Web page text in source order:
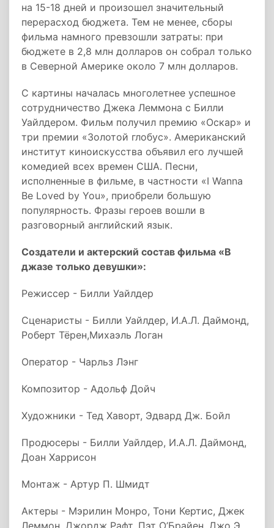
на 15-18 дней и произошел значительный
перерасход бюджета. Тем не менее, сборы
фильма намного превзошли затраты: при
бюджете в 2,8 млн долларов он собрал только
в Северной Америке около 7 млн долларов.
С картины началась многолетнее успешное
сотрудничество Джека Леммона с Билли
Уайлдером. Фильм получил премию «Оскар» и
три премии «Золотой глобус». Американский
институт киноискусства объявил его лучшей
комедией всех времен США. Песни,
исполненные в фильме, в частности «I Wanna
Be Loved by You», приобрели большую
популярность. Фразы героев вошли в
разговорный английский язык.
Создатели и актерский состав фильма «В
джазе только девушки»:
Режиссер - Билли Уайлдер
Сценаристы - Билли Уайлдер, И.А.Л. Даймонд,
Роберт Тёрен,Михаэль Логан
Оператор - Чарльз Лэнг
Композитор - Адольф Дойч
Художники - Тед Хаворт, Эдвард Дж. Бойл
Продюсеры - Билли Уайлдер, И.А.Л. Даймонд,
Доан Харрисон
Монтаж - Артур П. Шмидт
Актеры - Мэрилин Монро, Тони Кертис, Джек
Леммон, Джордж Рафт, Пэт О’Брайен, Джо Э.